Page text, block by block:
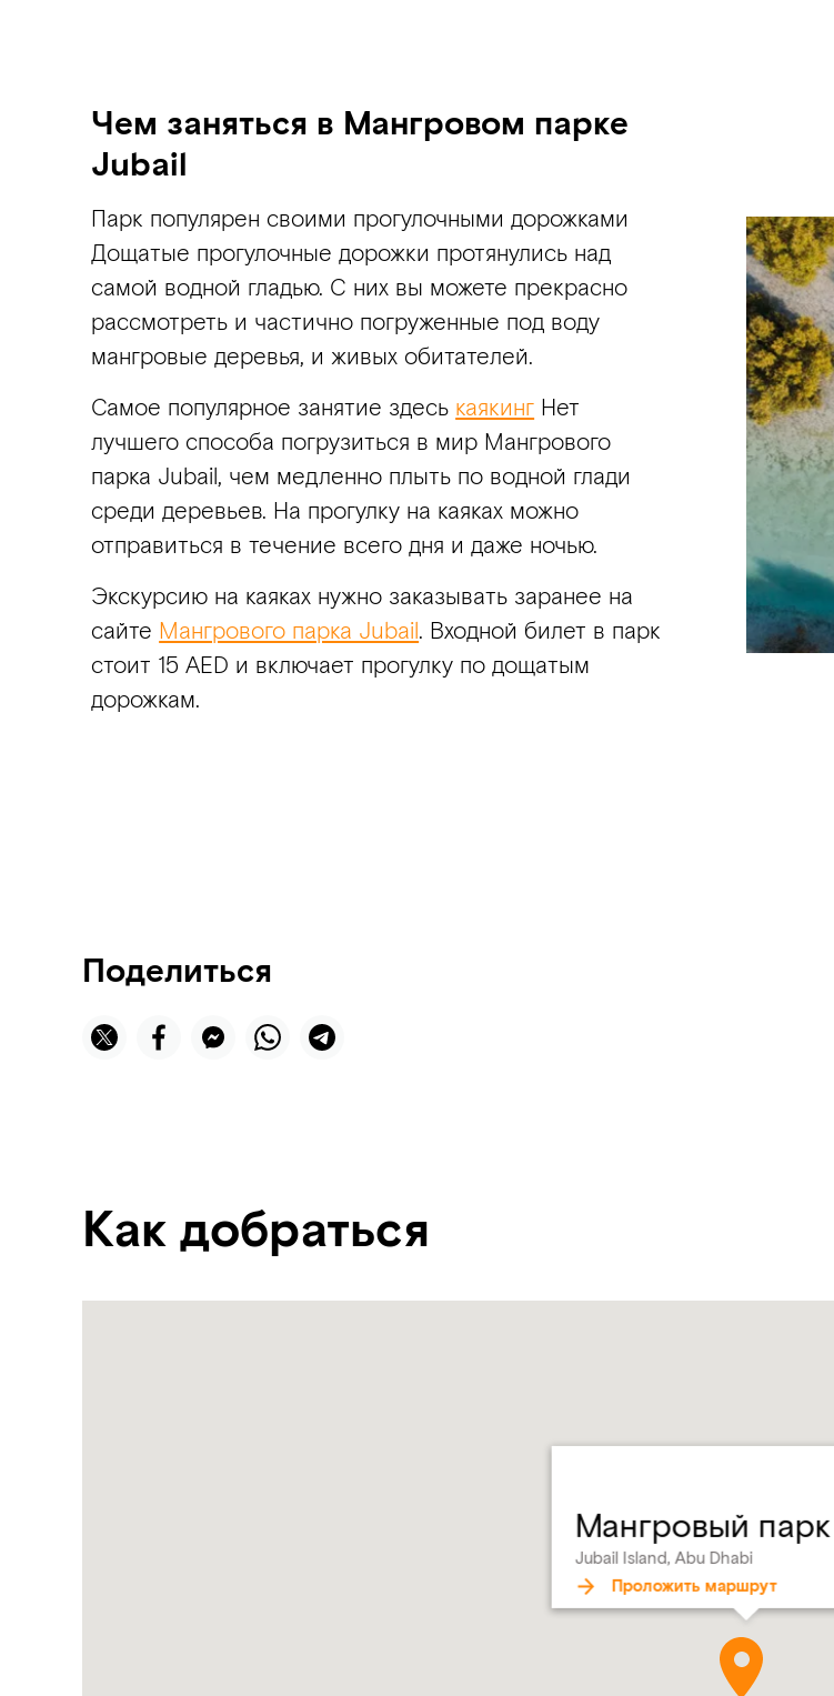
Чем заняться в Мангровом парке
Jubail
Парк популярен своими прогулочными дорожками
Дощатые прогулочные дорожки протянулись над
самой водной гладью. С них вы можете прекрасно
рассмотреть и частично погруженные под воду
мангровые деревья, и живых обитателей.
Самое популярное занятие здесь каякинг Нет
лучшего способа погрузиться в мир Мангрового
парка Jubail, чем медленно плыть по водной глади
среди деревьев. На прогулку на каяках можно
отправиться в течение всего дня и даже ночью.
Экскурсию на каяках нужно заказывать заранее на
сайте Мангрового парка Jubail. Входной билет в парк
стоит 15 AED и включает прогулку по дощатым
дорожкам.
Поделиться
Как добраться
Мангровый
Jubail Island, Abu Dhabi
Проложить маршрут